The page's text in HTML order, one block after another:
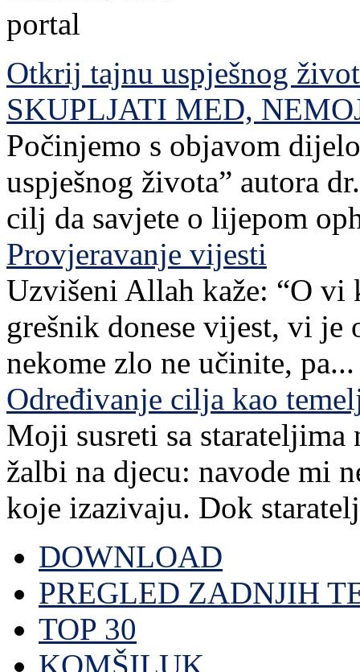
Otkrij tajnu uspješnog
SKUPLJATI MED,
Počinjemo s objavom
uspješnog života” autora
cilj da savjete o lijepom
Provjeravanje vijesti
Uzvišeni Allah kaže: “O
grešnik donese vijest, vi je
nekome zlo ne učinite, pa...
Određivanje cilja kao
Moji susreti sa
žalbi na djecu: navode mi
koje izazivaju. Dok
DOWNLOAD
PREGLED ZADNJIH
TOP 30